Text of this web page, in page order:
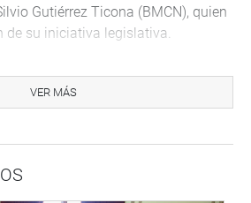
Gutiérrez Ticona (BMCN), quien
de su iniciativa legislativa.
que se convierten en ley en
de los docentes, salen del
VER MÁS